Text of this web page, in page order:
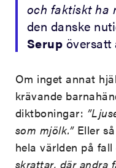
och faktiskt ha
den danske
Serup översatt
Om inget annat
krävande
diktboningar:
som mjölk.”Eller
hela världen på
skrattar, där andra